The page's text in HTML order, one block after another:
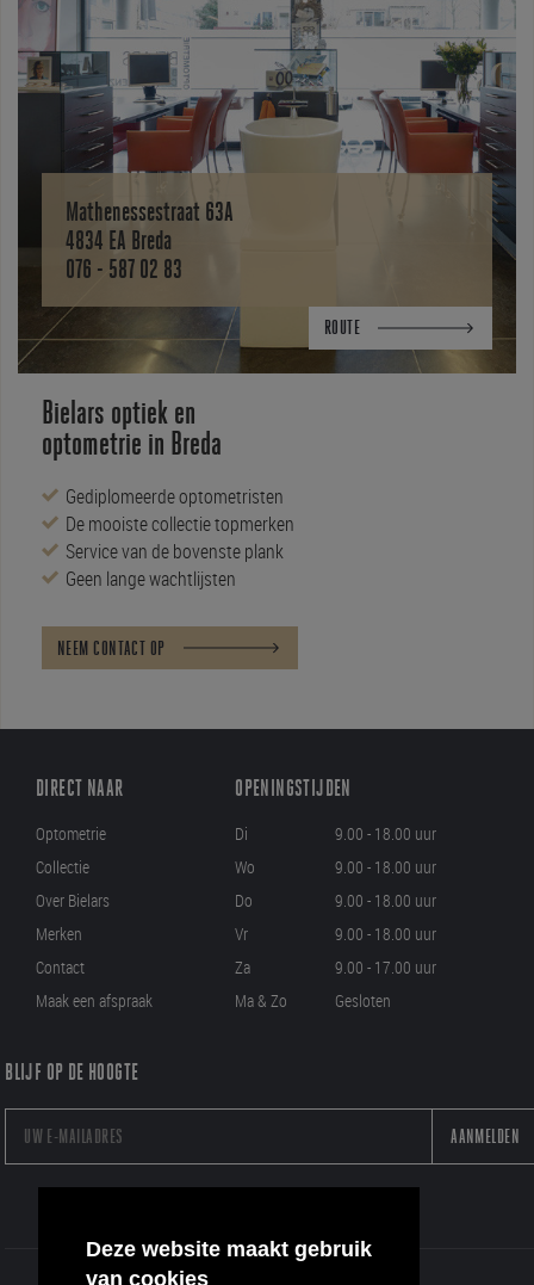
Deze website maakt gebruik
van cookies
Mathenessestraat 63A
4834 EA Breda
076 - 587 02 83
ROUTE
Bielars optiek en
optometrie in Breda
Gediplomeerde optometristen
De mooiste collectie topmerken
Service van de bovenste plank
Geen lange wachtlijsten
NEEM CONTACT OP
DIRECT NAAR
Optometrie
Collectie
Over Bielars
Merken
Contact
Maak een afspraak
OPENINGSTIJDEN
Di
9.00 - 18.00 uur
Wo
9.00 - 18.00 uur
Do
9.00 - 18.00 uur
Vr
9.00 - 18.00 uur
Za
9.00 - 17.00 uur
Ma & Zo
Gesloten
BLIJF OP DE HOOGTE
AANMELDEN